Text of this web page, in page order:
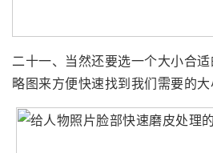
二十一、当然还要选一个大小合
略图来方便快速找到我们需要的大